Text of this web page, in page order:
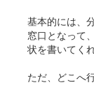
基本的には、
窓口となって
状を書いてく
ただ、どこへ